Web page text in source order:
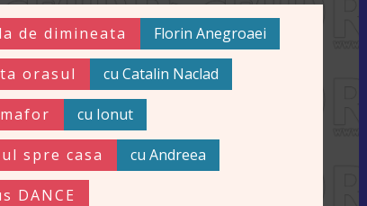
de dimineata Florin Anegroaei
orasul cu Catalin Naclad
cu Ionut
spre casa cu Andreea
DANCE